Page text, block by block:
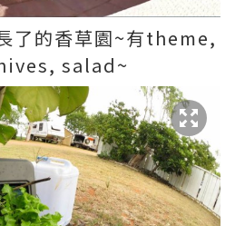
了的香草園~有theme,
salad~